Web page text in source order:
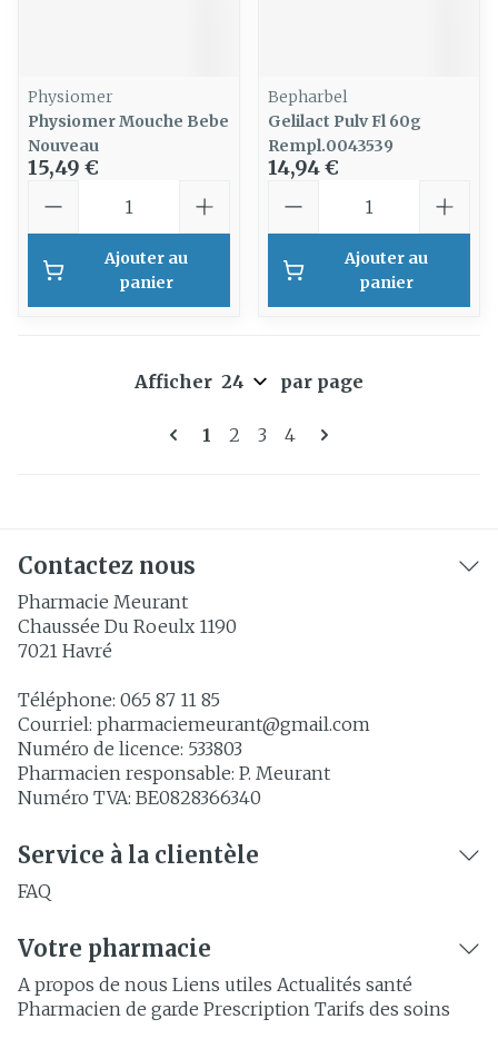
Physiomer
Physiomer Mouche Bebe
Nouveau
15,49 €
Ajouter au
panier
Bepharbel
Gelilact Pulv Fl 60g
Rempl.0043539
14,94 €
Ajouter au
panier
Pages
Vous lisez actuellement la
1 Page
2 Page
3 Page
4
Afficher par page
Contactez nous
Pharmacie Meurant
Chaussée Du Roeulx 1190
7021 Havré
Téléphone: 065 87 11 85
Courriel: pharmaciemeurant@gmail.com
Numéro de licence: 533803
Pharmacien responsable: P. Meurant
Numéro TVA: BE0828366340
Service à la clientèle
FAQ
Votre pharmacie
A propos de nous Liens utiles Actualités santé
Pharmacien de garde Prescription Tarifs des soins